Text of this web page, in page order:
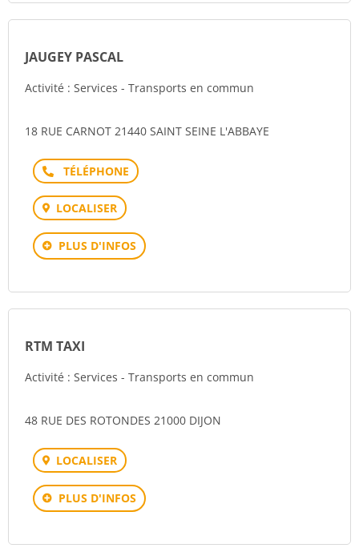
JAUGEY PASCAL
Activité : Services - Transports en commun
18 RUE CARNOT 21440 SAINT SEINE L'ABBAYE
Téléphone
LOCALISER
PLUS D'INFOS
RTM TAXI
Activité : Services - Transports en commun
48 RUE DES ROTONDES 21000 DIJON
LOCALISER
PLUS D'INFOS